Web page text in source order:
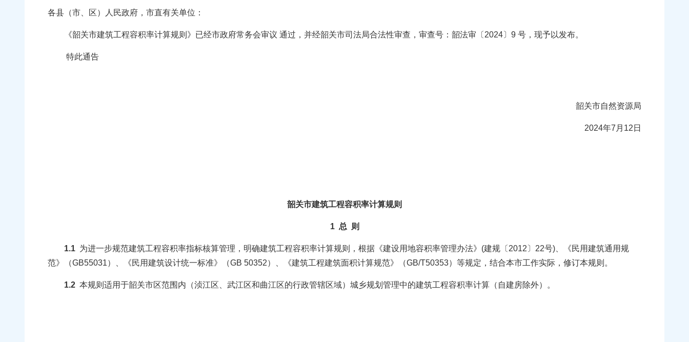
各县（市、区）人民政府，市直有关单位：
《韶关市建筑工程容积率计算规则》已经市政府常务会审议 通过，并经韶关市司法局合法性审查，审查号：韶法审〔2024〕9 号，现予以发布。
特此通告
韶关市自然资源局
2024年7月12日
韶关市建筑工程容积率计算规则
1 总 则
1.1 为进一步规范建筑工程容积率指标核算管理，明确建筑工程容积率计算规则，根据《建设用地容积率管理办法》(建规〔2012〕22号)、《民用建筑通用规
范》（GB55031）、《民用建筑设计统一标准》（GB 50352）、《建筑工程建筑面积计算规范》（GB/T50353）等规定，结合本市工作实际，修订本规则。
1.2 本规则适用于韶关市区范围内（浈江区、武江区和曲江区的行政管辖区域）城乡规划管理中的建筑工程容积率计算（自建房除外）。